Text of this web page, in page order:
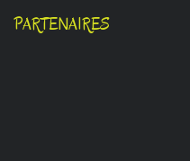
PARTENAIRES